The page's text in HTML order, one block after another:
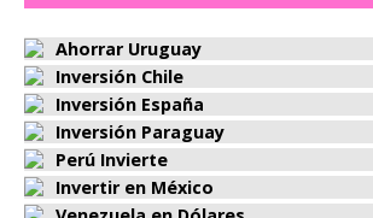
Ahorrar Uruguay
Inversión Chile
Inversión España
Inversión Paraguay
Perú Invierte
Invertir en México